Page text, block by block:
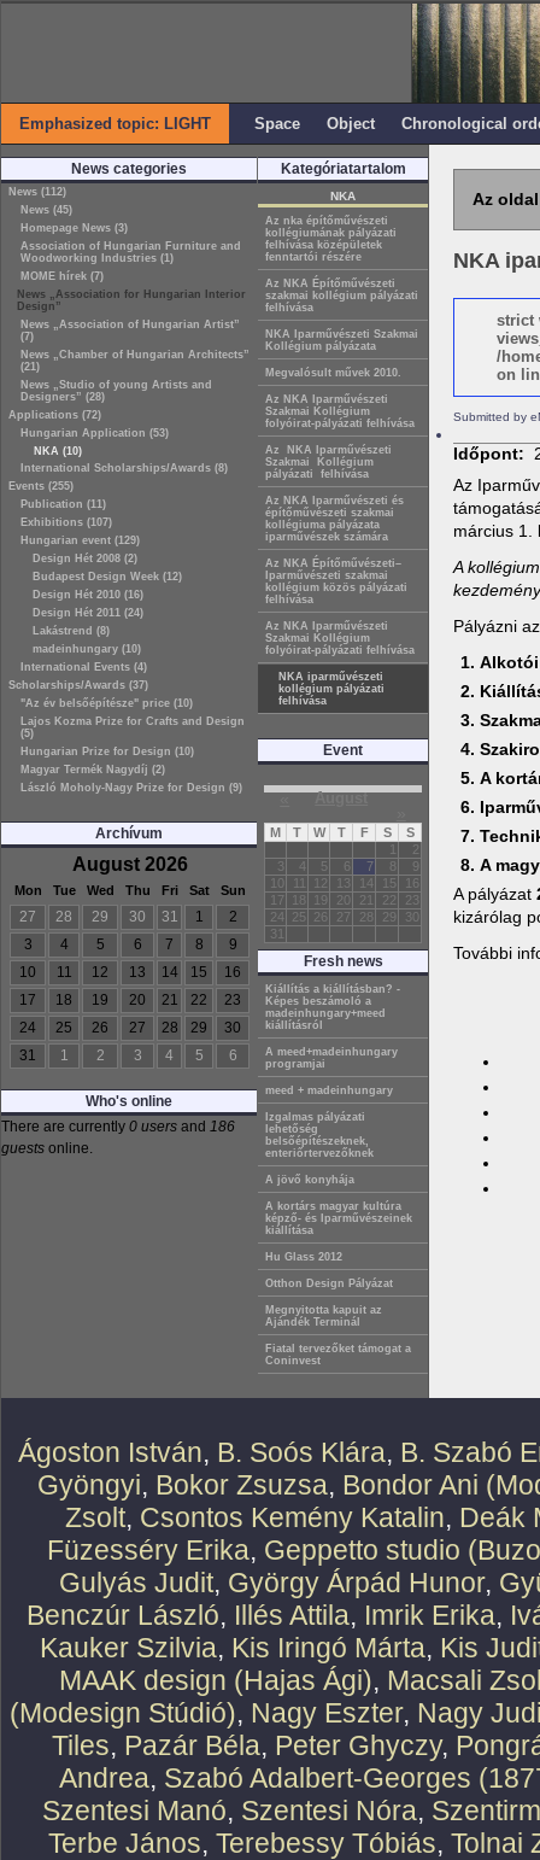
Emphasized topic: LIGHT Space Object Chronological
News categories
News (112)
News (45)
Homepage News (3)
Association of Hungarian Furniture and
Woodworking Industries (1)
MOME hírek (7)
News „Association for Hungarian Interior
Design”
News „Association of Hungarian Artist”
(7)
News „Chamber of Hungarian Architects”
(21)
News „Studio of young Artists and
Designers” (28)
Applications (72)
Hungarian Application (53)
NKA (10)
International Scholarships/Awards (8)
Events (255)
Publication (11)
Exhibitions (107)
Hungarian event (129)
Design Hét 2008 (2)
Budapest Design Week (12)
Design Hét 2010 (16)
Design Hét 2011 (24)
Lakástrend (8)
madeinhungary (10)
International Events (4)
Scholarships/Awards (37)
"Az év belsőépítésze" price (10)
Lajos Kozma Prize for Crafts and Design
(5)
Hungarian Prize for Design (10)
Magyar Termék Nagydíj (2)
László Moholy-Nagy Prize for Design (9)
Archívum
August 2026
Mon Tue Wed Thu Fri Sat Sun
27 28 29 30 31 1
2
3
4 5 6 7 8
9
10
11 12 13 14 15
16
17
18 19 20 21 22
23
24
25 26 27 28 29
30
31
1 2 3 4 5 6
Who's online
There are currently 0 users and 186
guests online.
Kategóriatartalom
NKA
Az nka építőművészeti
kollégiumának pályázati
felhívása középületek
fenntartói részére
Az NKA Építőművészeti
szakmai kollégium pályázati
felhívása
NKA Iparművészeti Szakmai
Kollégium pályázata
Megvalósult művek 2010.
Az NKA Iparművészeti
Szakmai Kollégium
folyóirat-pályázati felhívása
Az NKA Iparművészeti
Szakmai Kollégium
pályázati felhívása
Az NKA Iparművészeti és
építőművészeti szakmai
kollégiuma pályázata
iparművészek számára
Az NKA Építőművészeti–
Iparművészeti szakmai
kollégium közös pályázati
felhívása
Az NKA Iparművészeti
Szakmai Kollégium
folyóirat-pályázati felhívása
NKA iparművészeti
kollégium pályázati
felhívása
Event
« August
M T W T F S
S
1
2
3
4 5 6 7 8
9
10
11 12 13 14 15
16
17
18 19 20 21 22
23
24
25 26 27 28 29
30
31
Fresh news
Kiállítás a kiállításban? -
Képes beszámoló a
madeinhungary+meed
kiállításról
A meed+madeinhungary
programjai
meed + madeinhungary
Izgalmas pályázati
lehetőség
belsőépítészeknek,
enteriőrtervezőknek
A jövő konyhája
A kortárs magyar kultúra
képző- és Iparművészeinek
kiállítása
Hu Glass 2012
Otthon Design Pályázat
Megnyitotta kapuit az
Ajándék Terminál
Fiatal tervezőket támogat a
Coninvest
Az
NKA
strict
/
on
Submitted by
Időpont:
Az
március 1.
A
Pályázni
Alkotói
A
A
A pályázat
kizárólag
További
Ágoston István, B. Soós Klára, B. Szabó
Gyöngyi, Bokor Zsuzsa, Bondor Ani
Zsolt, Csontos Kemény Katalin, Deák
Füzesséry Erika, Geppetto studio
Gulyás Judit, György Árpád Hunor,
Benczúr László, Illés Attila, Imrik Erika,
Kauker Szilvia, Kis Iringó Márta, Kis
MAAK design (Hajas Ági), Macsali
(Modesign Stúdió), Nagy Eszter, Nagy
Tiles, Pazár Béla, Peter Ghyczy,
Andrea, Szabó Adalbert-Georges
Szentesi Manó, Szentesi Nóra,
Terbe János, Terebessy Tóbiás, Tolnai